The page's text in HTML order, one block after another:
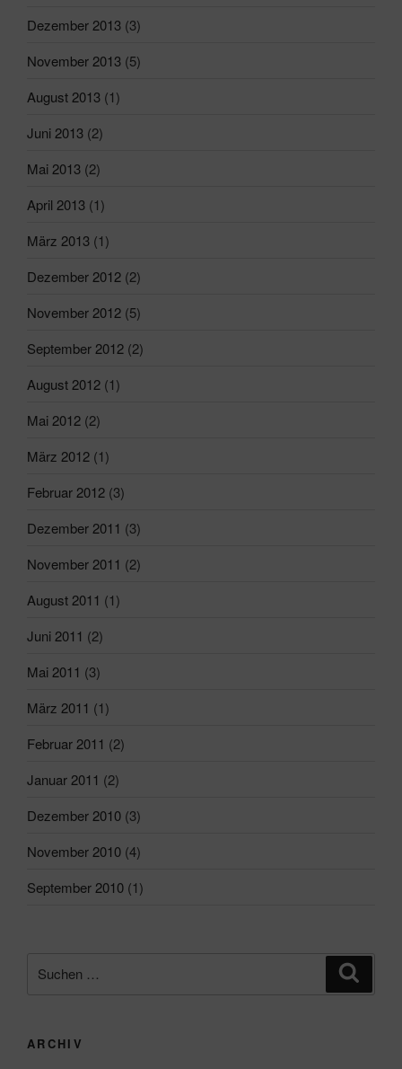
Dezember 2013 (3)
November 2013 (5)
August 2013 (1)
Juni 2013 (2)
Mai 2013 (2)
April 2013 (1)
März 2013 (1)
Dezember 2012 (2)
November 2012 (5)
September 2012 (2)
August 2012 (1)
Mai 2012 (2)
März 2012 (1)
Februar 2012 (3)
Dezember 2011 (3)
November 2011 (2)
August 2011 (1)
Juni 2011 (2)
Mai 2011 (3)
März 2011 (1)
Februar 2011 (2)
Januar 2011 (2)
Dezember 2010 (3)
November 2010 (4)
September 2010 (1)
nach:
ARCHIV